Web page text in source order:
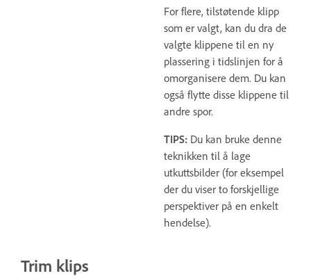
For flere, tilstøtende klipp
som er valgt, kan du dra de
valgte klippene til en ny
plassering i tidslinjen for å
omorganisere dem. Du kan
også flytte disse klippene til
andre spor.
TIPS: Du kan bruke denne
teknikken til å lage
utkuttsbilder (for eksempel
der du viser to forskjellige
perspektiver på en enkelt
hendelse).
Trim klips